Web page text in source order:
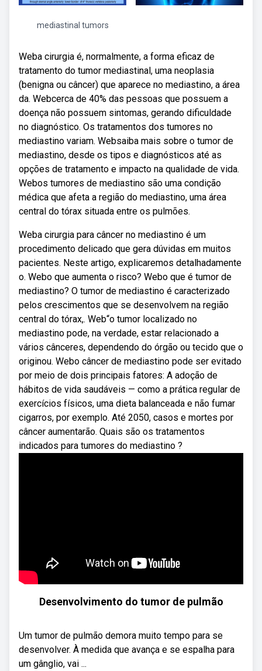
mediastinal tumors
Weba cirurgia é, normalmente, a forma eficaz de
tratamento do tumor mediastinal, uma neoplasia
(benigna ou câncer) que aparece no mediastino, a área
da. Webcerca de 40% das pessoas que possuem a
doença não possuem sintomas, gerando dificuldade
no diagnóstico. Os tratamentos dos tumores no
mediastino variam. Websaiba mais sobre o tumor de
mediastino, desde os tipos e diagnósticos até as
opções de tratamento e impacto na qualidade de vida.
Webos tumores de mediastino são uma condição
médica que afeta a região do mediastino, uma área
central do tórax situada entre os pulmões.
Weba cirurgia para câncer no mediastino é um
procedimento delicado que gera dúvidas em muitos
pacientes. Neste artigo, explicaremos detalhadamente
o. Webo que aumenta o risco? Webo que é tumor de
mediastino? O tumor de mediastino é caracterizado
pelos crescimentos que se desenvolvem na região
central do tórax,. Web“o tumor localizado no
mediastino pode, na verdade, estar relacionado a
vários cânceres, dependendo do órgão ou tecido que o
originou. Webo câncer de mediastino pode ser evitado
por meio de dois principais fatores: A adoção de
hábitos de vida saudáveis — como a prática regular de
exercícios físicos, uma dieta balanceada e não fumar
cigarros, por exemplo. Até 2050, casos e mortes por
câncer aumentarão. Quais são os tratamentos
indicados para tumores do mediastino ?
Desenvolvimento do tumor de pulmão
Um tumor de pulmão demora muito tempo para se
desenvolver. À medida que avança e se espalha para
um gânglio, vai ...